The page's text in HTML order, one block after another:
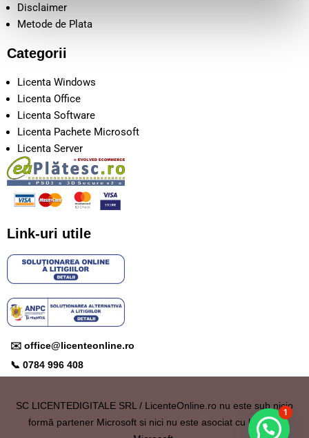
Disclaimer
Metode de Plata
Categorii
Licenta Windows
Licenta Office
Licenta Software
Licenta Pachete Microsoft
Licenta Server
Link-uri utile
✉️ office@licenteonline.ro
📞 0784 996 408
SC LICENTEDIGITALE SRL / LicenteOnline.ro nu este sub nicio
formă partener Microsoft si nici nu este asociat cu brandul
1